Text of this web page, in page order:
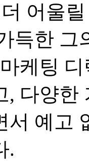
어울
득한 그
케팅
, 다양한
서 예고
.